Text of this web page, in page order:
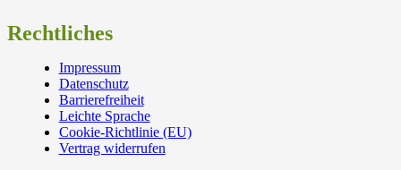
Rechtliches
Impressum
Datenschutz
Barrierefreiheit
Leichte Sprache
Cookie-Richtlinie (EU)
Vertrag widerrufen